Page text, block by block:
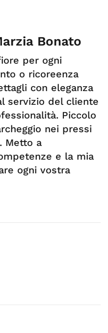
Bonato
per ogni
o ricoreenza
con eleganza
servizio del cliente
Piccolo
nei pressi
Metto a
e la mia
ogni vostra